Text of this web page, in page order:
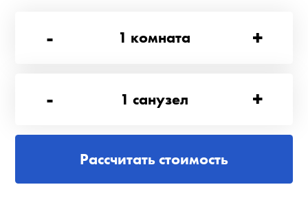
-
1 комната +
- 1 санузел +
Рассчитать стоимость